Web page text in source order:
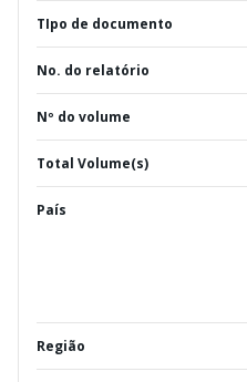
TIpo de documento
No. do relatório
Nº do volume
Total Volume(s)
País
Região